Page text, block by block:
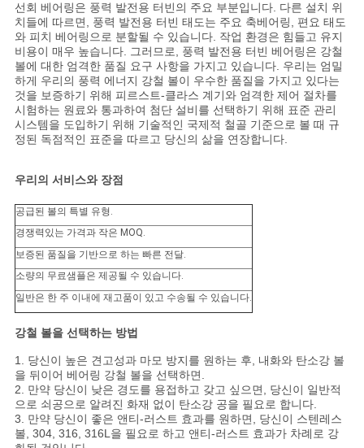
선회 베어링은 풍력 발전용 터빈의 주요 부분입니다. 다른 설치 위
치들에 따르면, 풍력 발전용 터빈 태도는 주요 축베어링, 편요 태도
와 피치 베어링으로 분할될 수 있습니다. 작업 환경은 힘들고 유지
비용이 매우 높습니다. 그러므로, 풍력 발전용 터빈 베어링은 강철
볼에 대한 엄격한 품질 요구 사항을 가지고 있습니다. 우리는 엄밀
하게 우리의 풍력 에너지 강철 볼이 우수한 품질을 가지고 있다는
것을 보증하기 위해 피르스트-클라스 계기와 엄격한 제어 절차를
시험하는 원료와 통과하여 첨단 설비를 선택하기 위해 표준 관리
시스템을 도입하기 위해 기술적인 국제적 철골 기준으로 볼 때 규
정된 독점적인 표준을 따르고 당신의 삶을 연장합니다.
우리의 서비스와 장점
공급된 볼의 특별 유형.
경쟁력있는 가격과 작은 MOQ.
보증된 품질을 기반으로 하는 빠른 전달.
소량의 무료샘플은 제공될 수 있습니다.
일반은 한 주 이내에 재고품이 있고 수송될 수 있습니다.
강철 볼을 선택하는 방법
1. 당신이 높은 견고성과 마모 방지를 원하는 후, 내화와 탄소강 볼
을 뒤이어 베어링 강철 볼을 선택하면.
2. 만약 당신이 낮은 경도를 용접하고 갖고 싶으면, 당신이 일반적
으로 쇠공으로 알려진 화재 없이 탄소강 공을 필요로 합니다.
3. 만약 당신이 좋은 앤티-러스트 효과를 원하면, 당신이 스텐레스
볼, 304, 316, 316L을 필요로 하고 앤티-러스트 효과가 차례로 강